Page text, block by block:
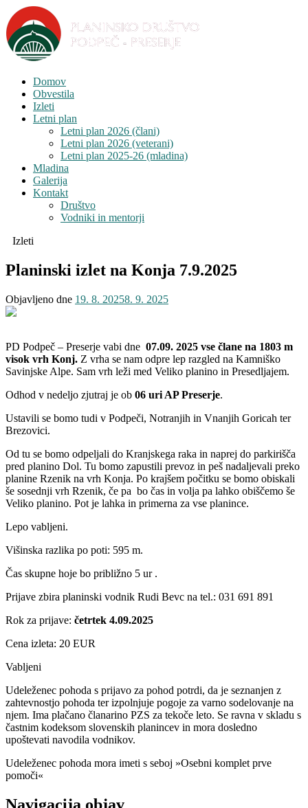
Domov
Obvestila
Izleti
Letni plan
Letni plan 2026 (člani)
Letni plan 2026 (veterani)
Letni plan 2025-26 (mladina)
Mladina
Galerija
Kontakt
Društvo
Vodniki in mentorji
Izleti
Planinski izlet na Konja 7.9.2025
Objavljeno dne 19. 8. 20258. 9. 2025
PD Podpeč – Preserje vabi dne 07.09. 2025 vse člane na 1803 m
visok vrh Konj. Z vrha se nam odpre lep razgled na Kamniško
Savinjske Alpe. Sam vrh leži med Veliko planino in Presedljajem.
Odhod v nedeljo zjutraj je ob 06 uri AP Preserje.
Ustavili se bomo tudi v Podpeči, Notranjih in Vnanjih Goricah ter
Brezovici.
Od tu se bomo odpeljali do Kranjskega raka in naprej do parkirišča
pred planino Dol. Tu bomo zapustili prevoz in peš nadaljevali preko
planine Rzenik na vrh Konja. Po krajšem počitku se bomo obiskali
še sosednji vrh Rzenik, če pa bo čas in volja pa lahko obiščemo še
Veliko planino. Pot je lahka in primerna za vse planince.
Lepo vabljeni.
Višinska razlika po poti: 595 m.
Čas skupne hoje bo približno 5 ur .
Prijave zbira planinski vodnik Rudi Bevc na tel.: 031 691 891
Rok za prijave: četrtek 4.09.2025
Cena izleta: 20 EUR
Vabljeni
Udeleženec pohoda s prijavo za pohod potrdi, da je seznanjen z
zahtevnostjo pohoda ter izpolnjuje pogoje za varno sodelovanje na
njem. Ima plačano članarino PZS za tekoče leto. Se ravna v skladu s
častnim kodeksom slovenskih planincev in mora dosledno
upoštevati navodila vodnikov.
Udeleženec pohoda mora imeti s seboj »Osebni komplet prve
pomoči«
Navigacija objav